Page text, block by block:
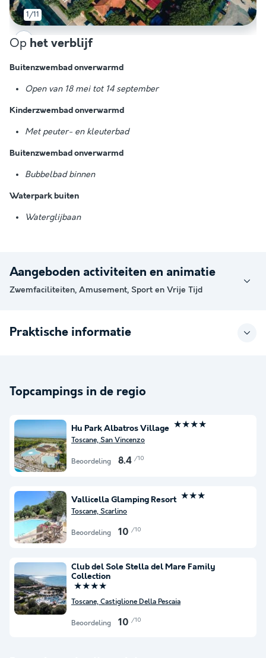
1/11
Op het verblijf
Buitenzwembad onverwarmd
Open van 18 mei tot 14 september
Kinderzwembad onverwarmd
Met peuter- en kleuterbad
Buitenzwembad onverwarmd
Bubbelbad binnen
Waterpark buiten
Waterglijbaan
Aangeboden activiteiten en animatie
Zwemfaciliteiten, Amusement, Sport en Vrije Tijd
Praktische informatie
Topcampings in de regio
Hu Park Albatros Village ★★★★
Toscane, San Vincenzo
Beoordeling 8.4 /10
Vallicella Glamping Resort ★★★
Toscane, Scarlino
Beoordeling 10 /10
Club del Sole Stella del Mare Family
Collection
★★★★
Toscane, Castiglione Della Pescaia
Beoordeling 10 /10